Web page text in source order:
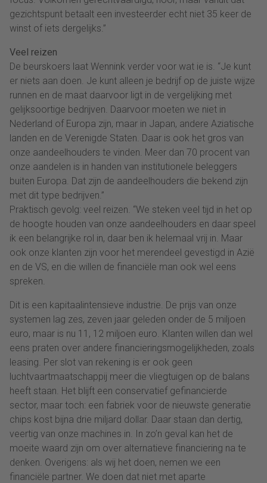
gezichtspunt betaalt een investeerder echt niet 35 keer de
winst of iets dergelijks.”
Veel reizen
De beurskoers laat Wennink verder voor wat ie is. “Je kunt
er niets aan doen. Je kunt alleen je bedrijf op de juiste wijze
runnen en de maat daarvoor ligt in de vergelijking met
gelijksoortige bedrijven. Daarvoor moeten we niet in
Nederland of Europa zijn, maar in Japan, andere Aziatische
landen en de Verenigde Staten. Daar is ook het gros van
onze aandeelhouders te vinden. Meer dan 70 procent van
onze aandelen is in handen van institutionele beleggers
buiten Europa. Dat zijn de aandeelhouders die bekend zijn
met dit type bedrijven.”
Praktisch gevolg: veel reizen. “We steken veel tijd in het op
de hoogte houden van onze aandeelhouders en daar speel
ik een belangrijke rol in, daar ben ik helemaal vrij in. Maar
ook onze klanten zijn voor het merendeel gevestigd in Azië
en de VS, en die willen de financiële man ook wel eens
spreken.
Dit is een kapitaalintensieve industrie. De prijs van onze
systemen lag zes, zeven jaar geleden onder de 5 miljoen
euro, maar is nu 11, 12 miljoen euro. Klanten willen dan wel
eens praten over andere financieringsmogelijkheden, zoals
leasing. Per slot van rekening is er ook geen
luchtvaartmaatschappij meer die vliegtuigen op de balans
heeft staan. Het blijft een conservatief gefinancierde
sector, maar toch: een fabriek voor de nieuwste generatie
chips kost bijna drie miljard dollar. Daar staan dan dertig,
veertig van onze machines in. In zo’n geval kan het de
moeite waard zijn om over alternatieve financiering na te
denken. Overigens: als wij het doen, nemen we een
financiële partner. We doen dat niet met aparte